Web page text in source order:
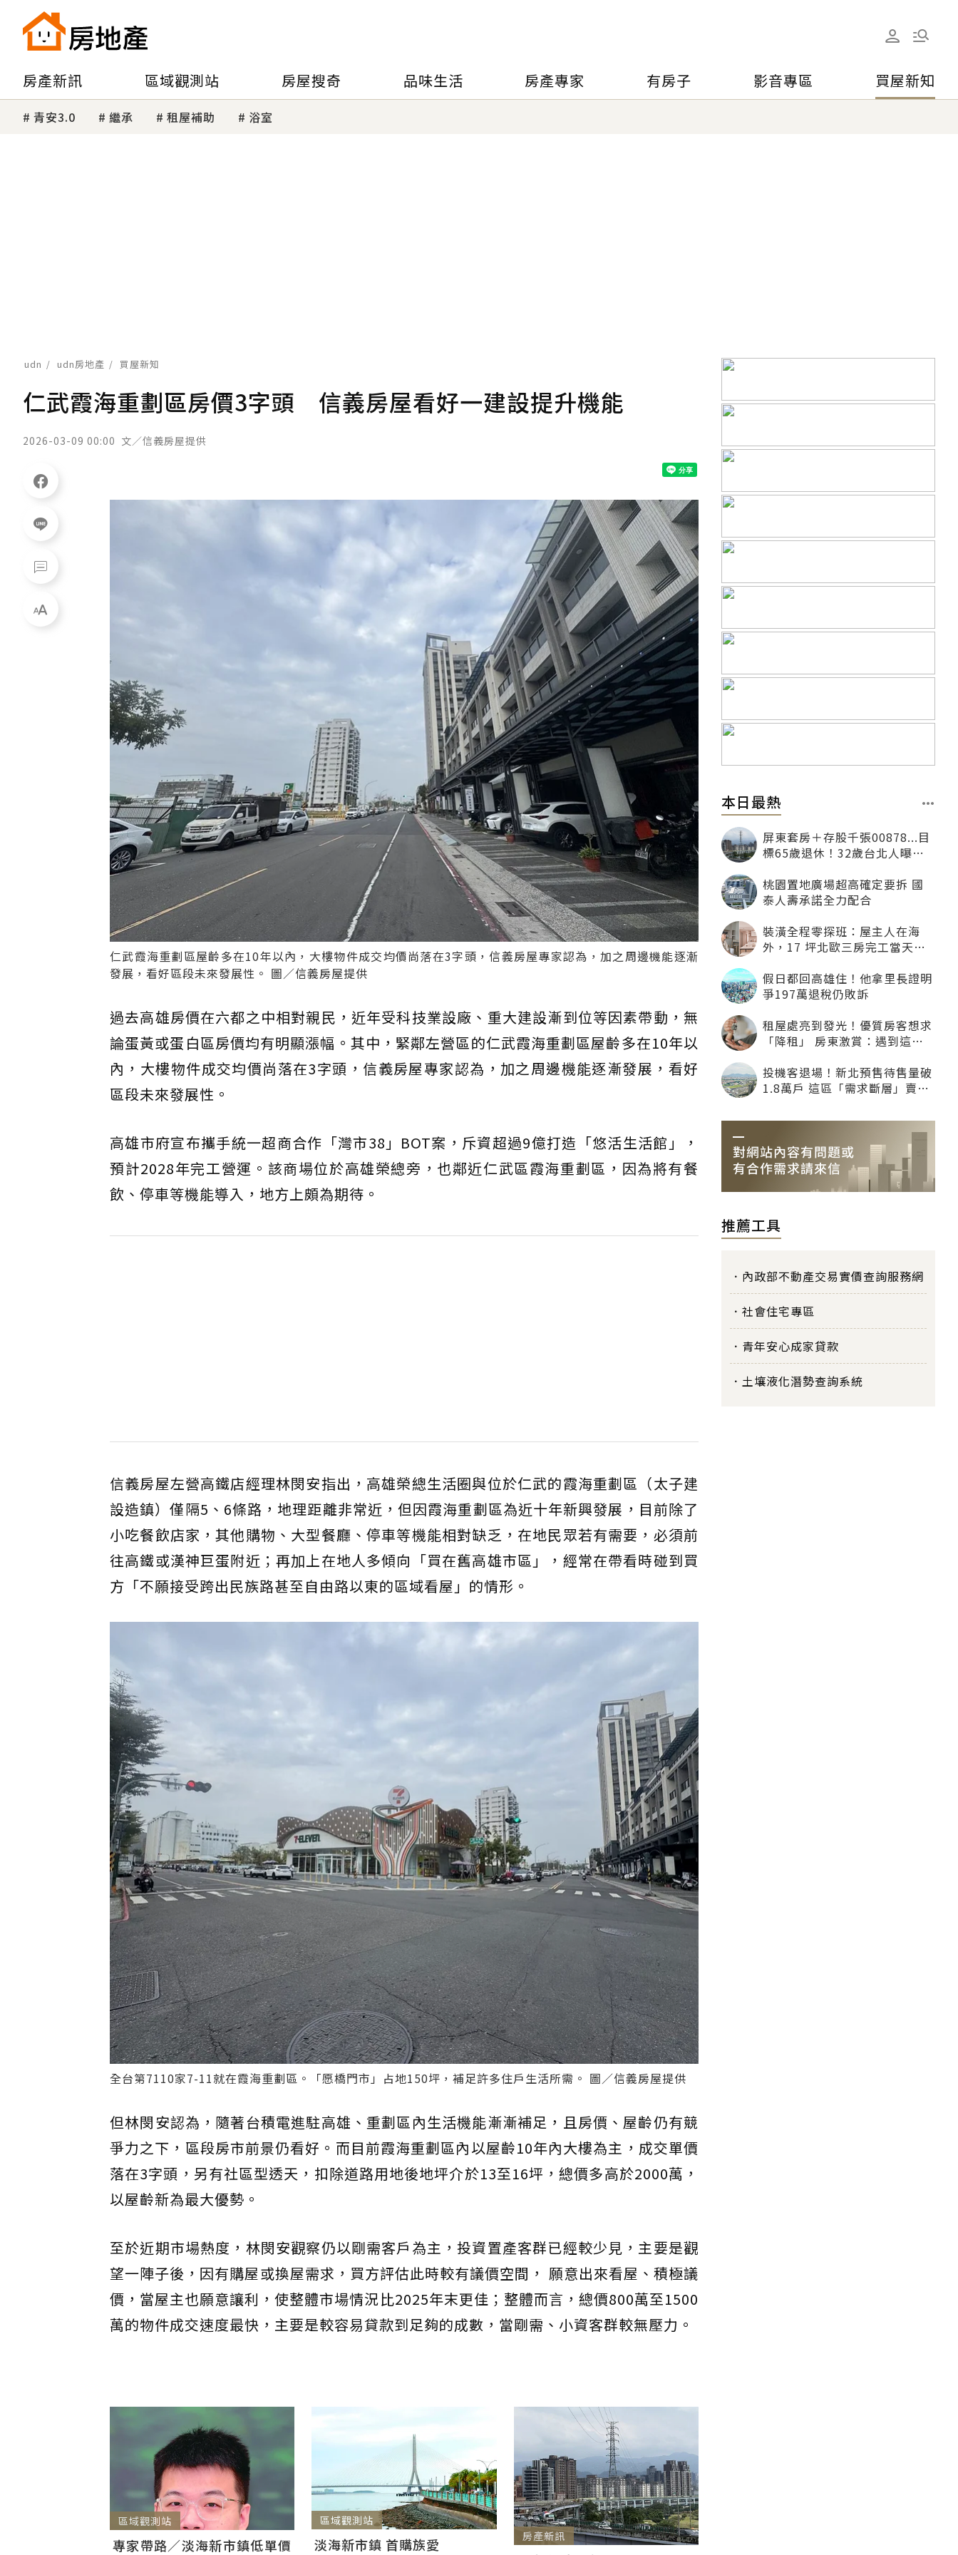
房產新訊 區域觀測站 房屋搜奇 品味生活 房產專家 有房子 影音專區 買屋新知
青安3.0 繼承 租屋補助 浴室
udn udn房地產 買屋新知
仁武霞海重劃區房價3字頭 信義房屋看好一建設提升機能
2026-03-09 00:00 文／信義房屋提供
仁武霞海重劃區屋齡多在10年以內，大樓物件成交均價尚落在3字頭，信義房屋專家認為，加之周邊機能逐漸
發展，看好區段未來發展性。 圖／信義房屋提供
過去高雄房價在六都之中相對親民，近年受科技業設廠、重大建設漸到位等因素帶動，無
論蛋黃或蛋白區房價均有明顯漲幅。其中，緊鄰左營區的仁武霞海重劃區屋齡多在10年以
內，大樓物件成交均價尚落在3字頭，信義房屋專家認為，加之周邊機能逐漸發展，看好
區段未來發展性。
高雄市府宣布攜手統一超商合作「灣市38」BOT案，斥資超過9億打造「悠活生活館」，
預計2028年完工營運。該商場位於高雄榮總旁，也鄰近仁武區霞海重劃區，因為將有餐
飲、停車等機能導入，地方上頗為期待。
信義房屋左營高鐵店經理林閔安指出，高雄榮總生活圈與位於仁武的霞海重劃區（太子建
設造鎮）僅隔5、6條路，地理距離非常近，但因霞海重劃區為近十年新興發展，目前除了
小吃餐飲店家，其他購物、大型餐廳、停車等機能相對缺乏，在地民眾若有需要，必須前
往高鐵或漢神巨蛋附近；再加上在地人多傾向「買在舊高雄市區」，經常在帶看時碰到買
方「不願接受跨出民族路甚至自由路以東的區域看屋」的情形。
全台第7110家7-11就在霞海重劃區。「愿橋門市」占地150坪，補足許多住戶生活所需。 圖／信義房屋提供
但林閔安認為，隨著台積電進駐高雄、重劃區內生活機能漸漸補足，且房價、屋齡仍有競
爭力之下，區段房市前景仍看好。而目前霞海重劃區內以屋齡10年內大樓為主，成交單價
落在3字頭，另有社區型透天，扣除道路用地後地坪介於13至16坪，總價多高於2000萬，
以屋齡新為最大優勢。
至於近期市場熱度，林閔安觀察仍以剛需客戶為主，投資置產客群已經較少見，主要是觀
望一陣子後，因有購屋或換屋需求，買方評估此時較有議價空間， 願意出來看屋、積極議
價，當屋主也願意讓利，使整體市場情況比2025年末更佳；整體而言，總價800萬至1500
萬的物件成交速度最快，主要是較容易貸款到足夠的成數，當剛需、小資客群較無壓力。
區域觀測站
專家帶路／淡海新市鎮低單價
區域觀測站
淡海新市鎮 首購族愛 房產新訊
本日最熱
屏東套房＋存股千張00878...目
標65歲退休！32歲台北人曝：
桃園置地廣場超高確定要拆 國
泰人壽承諾全力配合
裝潢全程零探班：屋主人在海
外，17 坪北歐三房完工當天才
假日都回高雄住！他拿里長證明
爭197萬退稅仍敗訴
租屋處亮到發光！優質房客想求
「降租」 房東激賞：遇到這種
投機客退場！新北預售待售量破
1.8萬戶 這區「需求斷層」賣壓
推薦工具
內政部不動產交易實價查詢服務網
社會住宅專區
青年安心成家貸款
土壤液化潛勢查詢系統